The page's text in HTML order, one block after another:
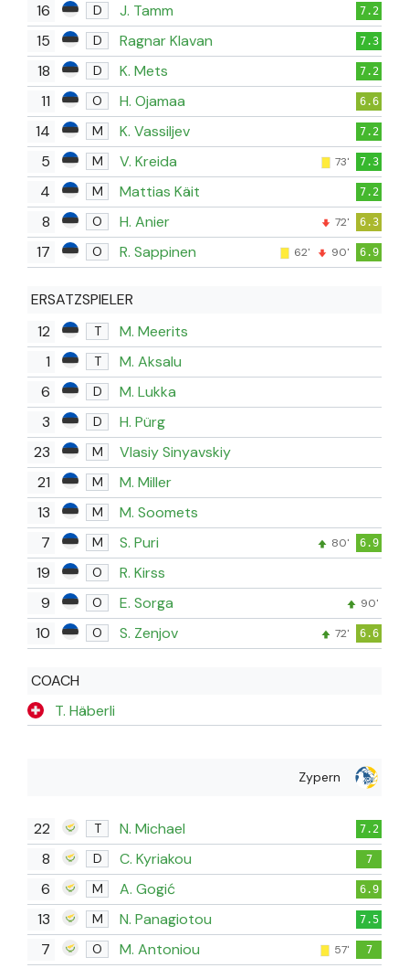
16 D J. Tamm 7.2
15 D Ragnar Klavan 7.3
18 D K. Mets 7.2
11 O H. Ojamaa 6.6
14 M K. Vassiljev 7.2
5 M V. Kreida 73' 7.3
4 M Mattias Käit 7.2
8 O H. Anier 72' 6.3
17 O R. Sappinen 62' 90' 6.9
ERSATZSPIELER
12
T
M. Meerits
1
T
M. Aksalu
6
D
M. Lukka
3
D
H. Pürg
23
M
Vlasiy Sinyavskiy
21
M
M. Miller
13
M
M. Soomets
7
M S. Puri 80' 6.9
19 O
R. Kirss
9
O E. Sorga 90'
10 O S. Zenjov 72' 6.6
COACH
T. Häberli
Zypern
22 T N. Michael 7.2
8 D C. Kyriakou 7
6 M A. Gogić 6.9
13 M N. Panagiotou 7.5
7 O M. Antoniou 57' 7